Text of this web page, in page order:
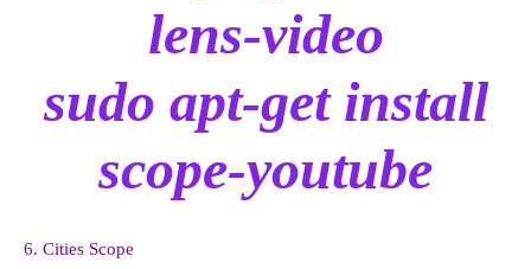
lens-video
sudo apt-get install
scope-youtube
6. Cities Scope